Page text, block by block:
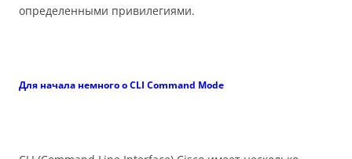
определенными привилегиями.
Для начала немного о CLI Command Mode